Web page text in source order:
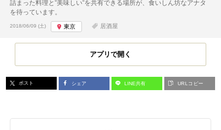
詰まった料理と“美味しい“を共有できる場所が、食いしん坊なアナタ
を待っています。
投稿日:
2018/06/09 (土) 東京 居酒屋
アプリで開く
ポスト シェア LINE共有 URLコピー